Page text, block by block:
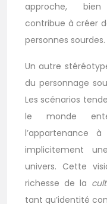
approche, bien
contribue à créer
personnes sourdes.
Un autre
du personnage
Les scénarios
le monde
l’appartenance
implicitement
univers. Cette
richesse de la
tant qu’identité